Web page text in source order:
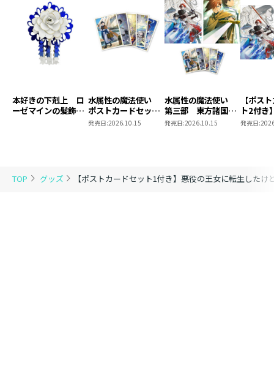
TOP グッズ 【ポストカードセット1付き】悪役の王女に転生した
本好きの下剋上 ロ
ーゼマインの髪飾り
水属性の魔法使い
ポストカードセット
2
発売日:2026.10.15
水属性の魔法使い
第三部 東方諸国編
8 同時発売まとめ
発売日:2026.10.15
【ポス
ト2付き
魔法使
発売日: